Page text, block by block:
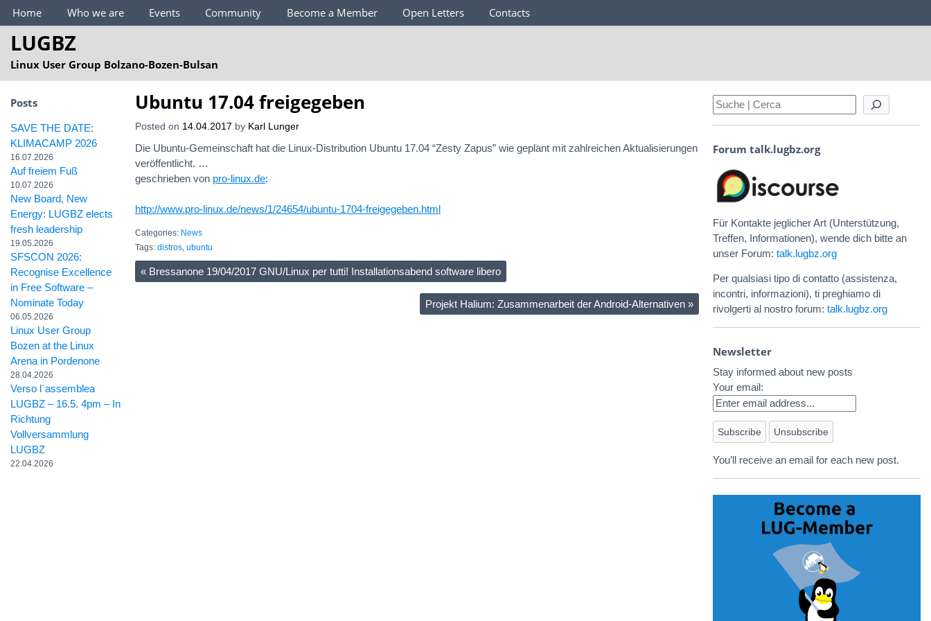
Main Menu
Home Who we are Events Community Become a Member Open Letters Contacts
LUGBZ
Linux User Group Bolzano-Bozen-Bulsan
Ubuntu 17.04 freigegeben
Posted on 14.04.2017 by Karl Lunger
Die Ubuntu-Gemeinschaft hat die Linux-Distribution Ubuntu 17.04 “Zesty Zapus” wie geplant mit zahlreichen Aktualisierungen
veröffentlicht. …
geschrieben von pro-linux.de:
http://www.pro-linux.de/news/1/24654/ubuntu-1704-freigegeben.html
Categories: News
Tags: distros, ubuntu
« Bressanone 19/04/2017 GNU/Linux per tutti! Installationsabend software libero
Projekt Halium: Zusammenarbeit der Android-Alternativen »
Posts
SAVE THE DATE:
KLIMACAMP 2026
16.07.2026
Auf freiem Fuß
10.07.2026
New Board, New
Energy: LUGBZ elects
fresh leadership
19.05.2026
SFSCON 2026:
Recognise Excellence
in Free Software –
Nominate Today
06.05.2026
Linux User Group
Bozen at the Linux
Arena in Pordenone
28.04.2026
Verso l´assemblea
LUGBZ – 16.5. 4pm – In
Richtung
Vollversammlung
LUGBZ
22.04.2026
Forum talk.lugbz.org
Für Kontakte jeglicher Art (Unterstützung,
Treffen, Informationen), wende dich bitte an
unser Forum: talk.lugbz.org
Per qualsiasi tipo di contatto (assistenza,
incontri, informazioni), ti preghiamo di
rivolgerti al nostro forum: talk.lugbz.org
Newsletter
Stay informed about new posts
Your email:
You’ll receive an email for each new post.